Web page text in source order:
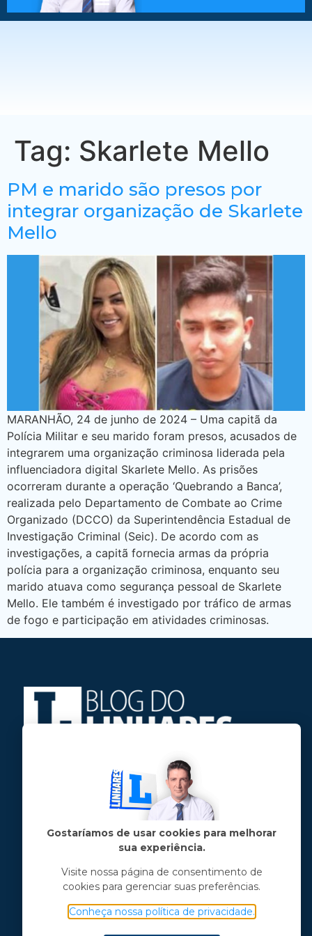
Tag: Skarlete Mello
PM e marido são presos por
integrar organização de Skarlete
Mello
MARANHÃO, 24 de junho de 2024 – Uma capitã da
Polícia Militar e seu marido foram presos, acusados de
integrarem uma organização criminosa liderada pela
influenciadora digital Skarlete Mello. As prisões
ocorreram durante a operação ‘Quebrando a Banca’,
realizada pelo Departamento de Combate ao Crime
Organizado (DCCO) da Superintendência Estadual de
Investigação Criminal (Seic). De acordo com as
investigações, a capitã fornecia armas da própria
polícia para a organização criminosa, enquanto seu
marido atuava como segurança pessoal de Skarlete
Mello. Ele também é investigado por tráfico de armas
de fogo e participação em atividades criminosas.
Jose Linhares Jr é maranhense.
Formado em Jornalismo, estudou filosofia
e tem pós-graduações em ciência política
e marketing político.
Menu principal
Notícias
Opinião
Gostaríamos de usar cookies para melhorar
sua experiência.
Visite nossa página de consentimento de
cookies para gerenciar suas preferências.
Conheça nossa política de privacidade.